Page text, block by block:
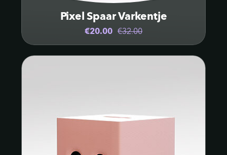
Pixel Spaar Varkentje
€20.00 €32.00